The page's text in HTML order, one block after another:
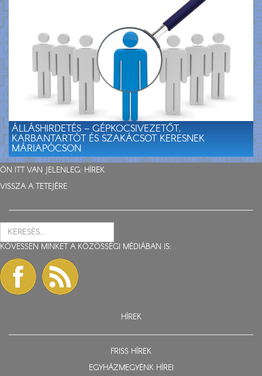
ÁLLÁSHIRDETÉS – GÉPKOCSIVEZETŐT,
KARBANTARTÓT ÉS SZAKÁCSOT KERESNEK
MÁRIAPÓCSON
ÖN ITT VAN JELENLEG: HÍREK
VISSZA A TETEJÉRE
KÖVESSEN MINKET A KÖZÖSSÉGI MÉDIÁBAN IS:
HÍREK
FRISS HÍREK
EGYHÁZMEGYÉNK HÍREI